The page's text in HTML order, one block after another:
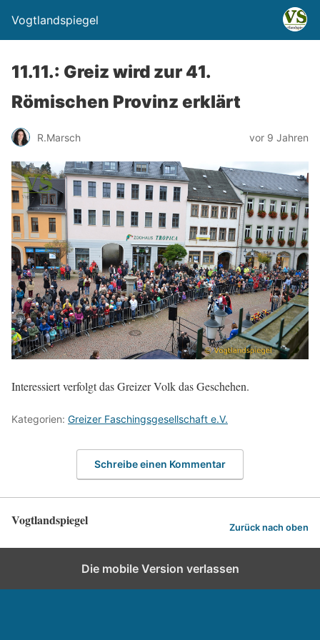
Vogtlandspiegel
11.11.: Greiz wird zur 41.
Römischen Provinz erklärt
R.Marsch vor 9 Jahren
Interessiert verfolgt das Greizer Volk das Geschehen.
Kategorien: Greizer Faschingsgesellschaft e.V.
Schreibe einen Kommentar
Vogtlandspiegel Zurück nach oben
Die mobile Version verlassen